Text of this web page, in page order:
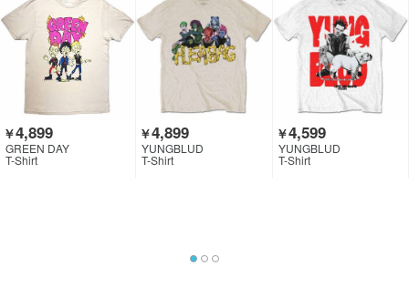
￥4,899
GREEN DAY
T-Shirt
￥4,899
YUNGBLUD
T-Shirt
￥4,599
YUNGBLUD
T-Shirt